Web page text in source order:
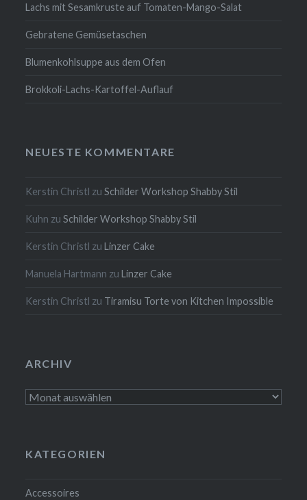
Lachs mit Sesamkruste auf Tomaten-Mango-Salat
Gebratene Gemüsetaschen
Blumenkohlsuppe aus dem Ofen
Brokkoli-Lachs-Kartoffel-Auflauf
NEUESTE KOMMENTARE
Kerstin Christl zuSchilder Workshop Shabby Stil
Kuhn zuSchilder Workshop Shabby Stil
Kerstin Christl zuLinzer Cake
Manuela Hartmann zuLinzer Cake
Kerstin Christl zu Tiramisu Torte von Kitchen Impossible
ARCHIV
Archiv
KATEGORIEN
Accessoires